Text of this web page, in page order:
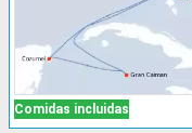
Comidas incluidas